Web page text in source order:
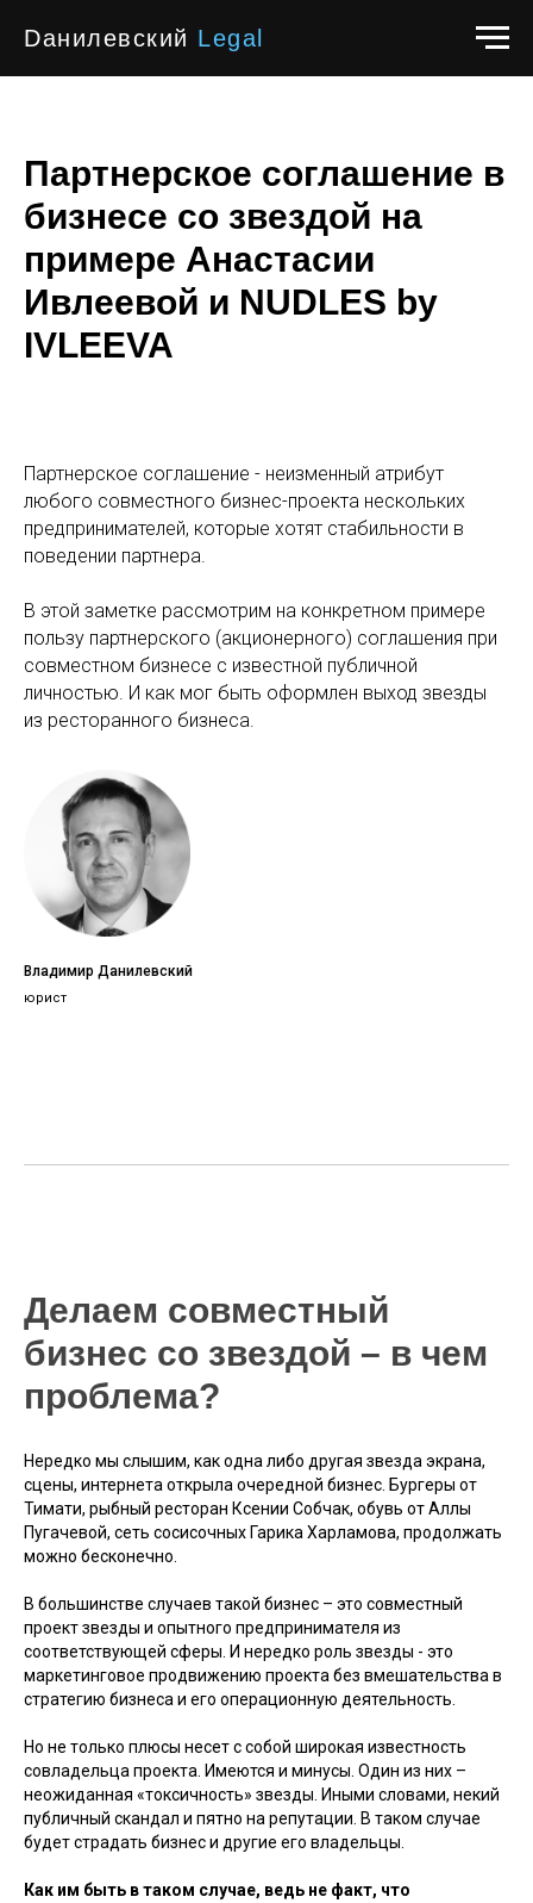
Dанилевский Legal
Партнерское соглашение в
бизнесе со звездой на
примере Анастасии
Ивлеевой и NUDLES by
IVLEEVA
Партнерское соглашение - неизменный атрибут
любого совместного бизнес-проекта нескольких
предпринимателей, которые хотят стабильности в
поведении партнера.
В этой заметке рассмотрим на конкретном примере
пользу партнерского (акционерного) соглашения при
совместном бизнесе с известной публичной
личностью. И как мог быть оформлен выход звезды
из ресторанного бизнеса.
Владимир Данилевский
юрист
Делаем совместный
бизнес со звездой – в чем
проблема?
Нередко мы слышим, как одна либо другая звезда экрана,
сцены, интернета открыла очередной бизнес. Бургеры от
Тимати, рыбный ресторан Ксении Собчак, обувь от Аллы
Пугачевой, сеть сосисочных Гарика Харламова, продолжать
можно бесконечно.
В большинстве случаев такой бизнес – это совместный
проект звезды и опытного предпринимателя из
соответствующей сферы. И нередко роль звезды - это
маркетинговое продвижению проекта без вмешательства в
стратегию бизнеса и его операционную деятельность.
Но не только плюсы несет с собой широкая известность
совладельца проекта. Имеются и минусы. Один из них –
неожиданная «токсичность» звезды. Иными словами, некий
публичный скандал и пятно на репутации. В таком случае
будет страдать бизнес и другие его владельцы.
Как им быть в таком случае, ведь не факт, что